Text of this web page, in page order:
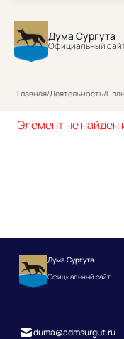
Дума Сургута
Официальный
Главная/Деятельность/
Элемент не найден
Дума Сургута
Официальный сайт
duma@admsurgut.ru